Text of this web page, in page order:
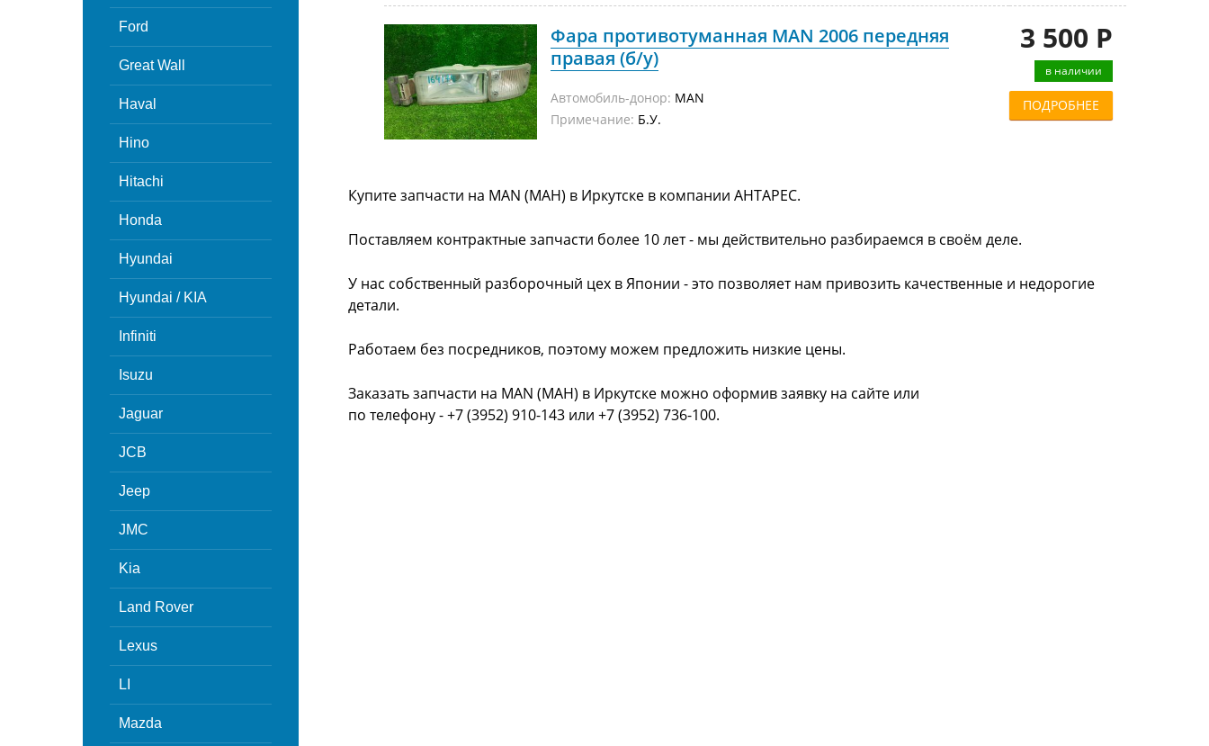
Ford
Great Wall
Haval
Hino
Hitachi
Honda
Hyundai
Hyundai / KIA
Infiniti
Isuzu
Jaguar
JCB
Jeep
JMC
Kia
Land Rover
Lexus
LI
Mazda
Фара противотуманная MAN 2006 передняя
правая (б/у)
Автомобиль-донор: MAN
Примечание: Б.У.
3 500 Р
в наличии
ПОДРОБНЕЕ
Купите запчасти на MAN (МАН) в Иркутске в компании АНТАРЕС.
Поставляем контрактные запчасти более 10 лет - мы действительно разбираемся в своём деле.
У нас собственный разборочный цех в Японии - это позволяет нам привозить качественные и недорогие
детали.
Работаем без посредников, поэтому можем предложить низкие цены.
Заказать запчасти на MAN (МАН) в Иркутске можно оформив заявку на сайте или
по телефону - +7 (3952) 910-143 или +7 (3952) 736-100.